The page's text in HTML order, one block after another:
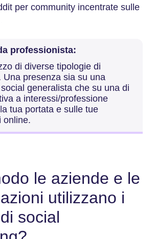
per community incentrate sulle
professionista:
di diverse tipologie di
Una presenza sia su una
generalista che su una di
a interessi/professione
tua portata e sulle tue
online.
le aziende e le
utilizzano i
social